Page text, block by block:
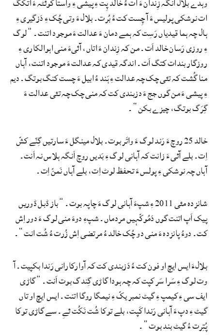
ات نوشکی پولیس ءَ آ چِست کت ءُ بُرت۔ بلال ءَ وتی چُک ءِ دَزگیری ءِ
ہال چہ ہما قیدیاں رَسِت کہ ہمے دمان ءَ عدالت ءَ موجود اتنت۔ ”لوگ
ءِ روزی رَسان خالد اَت۔ من کہ زِندان ءَ اتاں، آئیءَ منی اہوالکاری ءِ
روزگار بندات کتگ اَت۔ اندگہ قیدی کہ عدالت ءَ موجود اتنت، آہاں
منا گُشت کہ تئی چک چہ عدالت ءِ ہَند ءُ ابیل ءَ چست کنگ بوتگ۔ دیم
ءِ پیشی ءَ من گوں جج ءَ دزبندی کت کہ منی چک چہ تئی عدالت ءَ
گِرَگ بوتگ، چیزے بکن“۔
خالد 25 روچ ءَ رَند لوگ ءَ واتَر بوت۔ بلال مینگل ءَ سارتیں گِنّے کشّ
اِت۔ بلے آئی ءَ زانت کہ آہانی لوگ ءِ بَدیں روچ اَنگہ ہلاس نہ اَنت۔
آہاں چہ نوشکی ءِ پولس ءَ تحفظ لوٹ اِت، بلے آہاں نَمنّ اِت۔
شانزدہ مئی 2011 ءِ شپءَ آہانی لوگ ءَ چاپہ بوت۔ ”باز ڈبل ڈوریں
پیک اَپ اتنت گوں دَمُوکّہیں مردماں۔ شپءِ دوءَ منی لوگ ءَ دور اِش
کت۔ دوءُ پانزدہ ءَ منی دو چُک خالد ءُ مرتضی اِش زُرت ءُ شُت انت“۔
بلالءَ ایس ایچ او فون کت ءُ دَزبندی کت کہ آوارکارانی رَندا بکپیت۔ آ
وت لوگ ءِ سَرا سَر کپت کہ چہ ہودا گاڑی گِندگ بوت اَنت۔ ”گاڑی
ایف سی ءِ کیمپ ءِ گیٹ نمبر یکّ ءِ نیمگا روگا اتنت۔ ایس ایچ او تاں
گیٹ ءِ دپ ءَ آہانی رَندا کَپت، بلے توکا شُت نَکُت ئےِ۔ سے گاڑی توکا
پُتِرت ءُ گیٹ بند بوت“۔